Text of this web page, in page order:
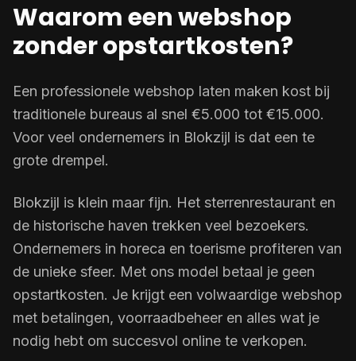
Waarom een webshop
zonder opstartkosten?
Een professionele webshop laten maken kost bij
traditionele bureaus al snel €5.000 tot €15.000.
Voor veel ondernemers in Blokzijl is dat een te
grote drempel.
Blokzijl is klein maar fijn. Het sterrenrestaurant en
de historische haven trekken veel bezoekers.
Ondernemers in horeca en toerisme profiteren van
de unieke sfeer. Met ons model betaal je geen
opstartkosten. Je krijgt een volwaardige webshop
met betalingen, voorraadbeheer en alles wat je
nodig hebt om succesvol online te verkopen.